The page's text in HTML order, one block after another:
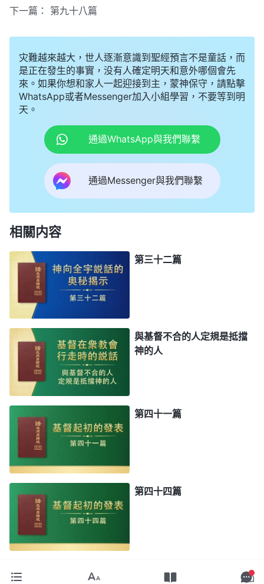
下一篇： 第九十八篇
灾難越來越大，世人逐漸意識到聖經預言不是童話，而
是正在發生的事實，没有人確定明天和意外哪個會先
來。如果你想和家人一起迎接到主，蒙神保守，請點擊
WhatsApp或者Messenger加入小組學習，不要等到明
天。
通過WhatsApp與我們聯繫
通過Messenger與我們聯繫
相關内容
第三十二篇
與基督不合的人定規是抵擋
神的人
第四十一篇
第四十四篇